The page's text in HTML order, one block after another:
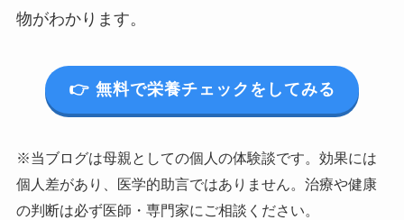
物がわかります。
👉 無料で栄養チェックをしてみる
※当ブログは母親としての個人の体験談です。効果には
個人差があり、医学的助言ではありません。治療や健康
の判断は必ず医師・専門家にご相談ください。